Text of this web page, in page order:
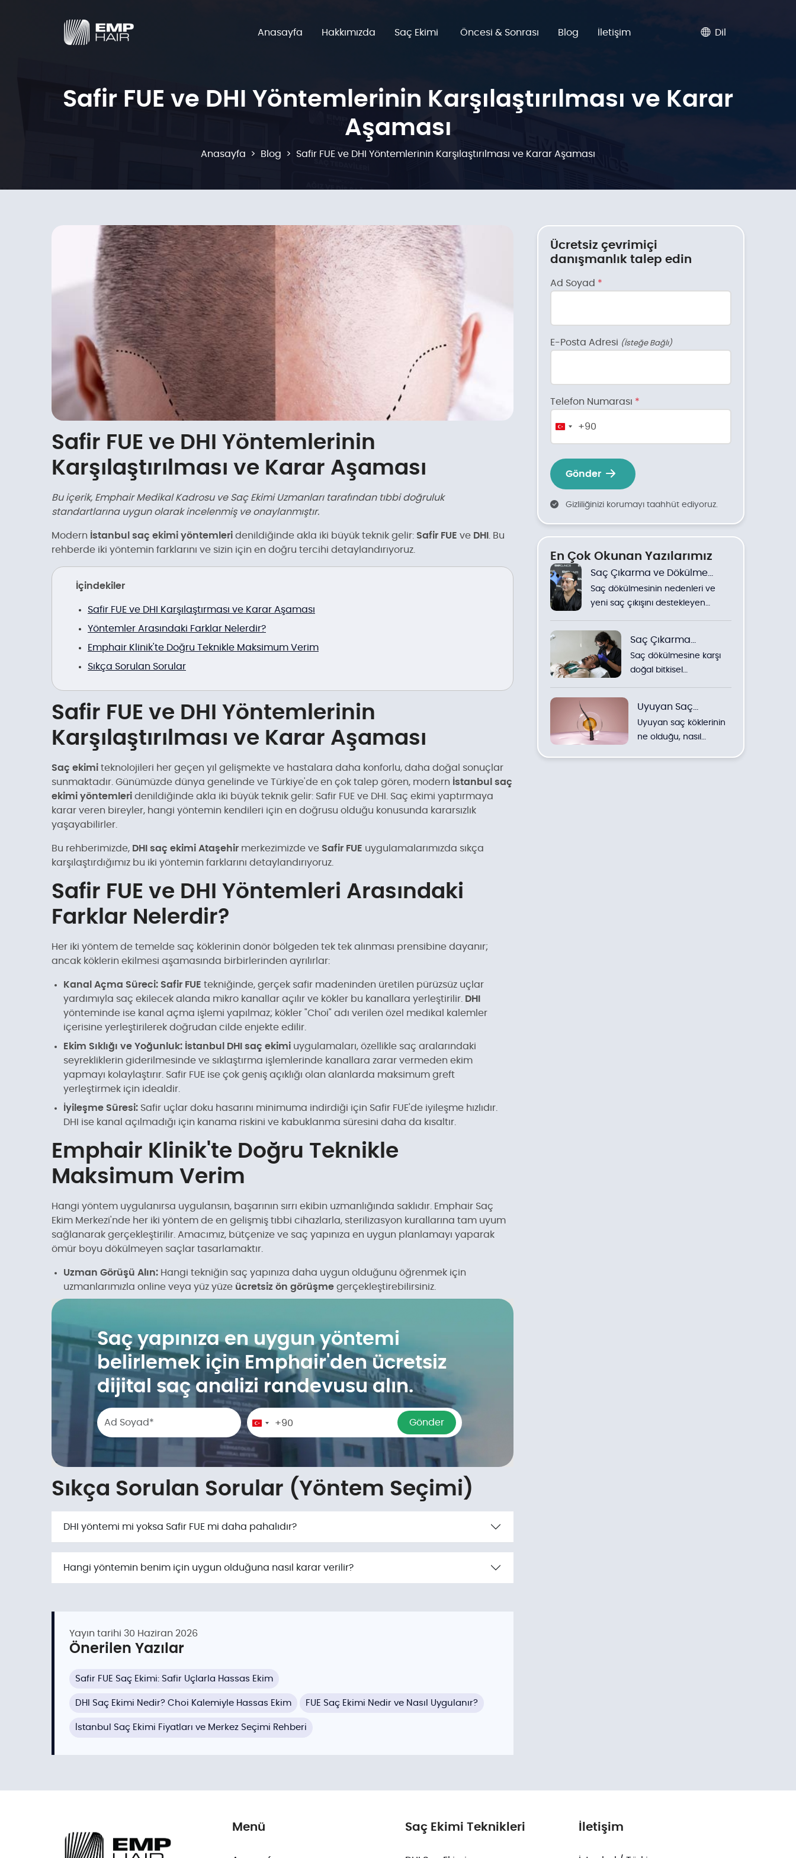
Anasayfa Hakkımızda Saç Ekimi Öncesi & Sonrası Blog İletişim Dil
Safir FUE ve DHI Yöntemlerinin Karşılaştırılması ve Karar
Aşaması
Anasayfa Blog Safir FUE ve DHI Yöntemlerinin Karşılaştırılması ve Karar Aşaması
Safir FUE ve DHI Yöntemlerinin
Karşılaştırılması ve Karar Aşaması
Bu içerik, Emphair Medikal Kadrosu ve Saç Ekimi Uzmanları tarafından tıbbi doğruluk
standartlarına uygun olarak incelenmiş ve onaylanmıştır.
Modern İstanbul saç ekimi yöntemleri denildiğinde akla iki büyük teknik gelir: Safir FUE ve DHI
. Bu
rehberde iki yöntemin farklarını ve sizin için en doğru tercihi detaylandırıyoruz.
İçindekiler
Safir FUE ve DHI Karşılaştırması ve Karar Aşaması
Yöntemler Arasındaki Farklar Nelerdir?
Emphair Klinik'te Doğru Teknikle Maksimum Verim
Sıkça Sorulan Sorular
Safir FUE ve DHI Yöntemlerinin
Karşılaştırılması ve Karar Aşaması
Saç ekimi teknolojileri her geçen yıl gelişmekte ve hastalara daha konforlu, daha doğal sonuçlar
sunmaktadır. Günümüzde dünya genelinde ve Türkiye'de en çok talep gören, modern İstanbul saç
ekimi yöntemleri denildiğinde akla iki büyük teknik gelir: Safir FUE ve DHI. Saç ekimi yaptırmaya
karar veren bireyler, hangi yöntemin kendileri için en doğrusu olduğu konusunda kararsızlık
yaşayabilirler.
Bu rehberimizde, DHI saç ekimi Ataşehir merkezimizde ve Safir FUE uygulamalarımızda sıkça
karşılaştırdığımız bu iki yöntemin farklarını detaylandırıyoruz.
Safir FUE ve DHI Yöntemleri Arasındaki
Farklar Nelerdir?
Her iki yöntem de temelde saç köklerinin donör bölgeden tek tek alınması prensibine dayanır;
ancak köklerin ekilmesi aşamasında birbirlerinden ayrılırlar:
Kanal Açma Süreci: Safir FUE tekniğinde, gerçek safir madeninden üretilen pürüzsüz uçlar
yardımıyla saç ekilecek alanda mikro kanallar açılır ve kökler bu kanallara yerleştirilir.
DHI
yönteminde ise kanal açma işlemi yapılmaz; kökler "Choi" adı verilen özel medikal kalemler
içerisine yerleştirilerek doğrudan cilde enjekte edilir.
Ekim Sıklığı ve Yoğunluk: İstanbul DHI saç ekimi uygulamaları, özellikle saç aralarındaki
seyrekliklerin giderilmesinde ve sıklaştırma işlemlerinde kanallara zarar vermeden ekim
yapmayı kolaylaştırır. Safir FUE ise çok geniş açıklığı olan alanlarda maksimum greft
yerleştirmek için idealdir.
İyileşme Süresi: Safir uçlar doku hasarını minimuma indirdiği için Safir FUE'de iyileşme hızlıdır.
DHI ise kanal açılmadığı için kanama riskini ve kabuklanma süresini daha da kısaltır.
Emphair Klinik'te Doğru Teknikle
Maksimum Verim
Hangi yöntem uygulanırsa uygulansın, başarının sırrı ekibin uzmanlığında saklıdır. Emphair Saç
Ekim Merkezi'nde her iki yöntem de en gelişmiş tıbbi cihazlarla, sterilizasyon kurallarına tam uyum
sağlanarak gerçekleştirilir. Amacımız, bütçenize ve saç yapınıza en uygun planlamayı yaparak
ömür boyu dökülmeyen saçlar tasarlamaktır.
Uzman Görüşü Alın: Hangi tekniğin saç yapınıza daha uygun olduğunu öğrenmek için
uzmanlarımızla online veya yüz yüze ücretsiz ön görüşme gerçekleştirebilirsiniz.
Saç yapınıza en uygun yöntemi
belirlemek için Emphair'den ücretsiz
dijital saç analizi randevusu alın.
Phone number
Turkey
+90 Gönder
Sıkça Sorulan Sorular (Yöntem Seçimi)
DHI yöntemi mi yoksa Safir FUE mi daha pahalıdır?
Hangi yöntemin benim için uygun olduğuna nasıl karar verilir?
Yayın tarihi 30 Haziran 2026
Önerilen Yazılar
Safir FUE Saç Ekimi: Safir Uçlarla Hassas Ekim
DHI Saç Ekimi Nedir? Choi Kalemiyle Hassas Ekim FUE Saç Ekimi Nedir ve Nasıl Uygulanır?
İstanbul Saç Ekimi Fiyatları ve Merkez Seçimi Rehberi
Ücretsiz çevrimiçi
danışmanlık talep edin
Ad Soyad *
E-Posta Adresi (İsteğe Bağlı)
Telefon Numarası *
Turkey
+90
+90
Gönder
Gizliliğinizi korumayı taahhüt ediyoruz.
En Çok Okunan Yazılarımız
Saç Çıkarma ve Dökülme
Üzerine Yöntemler
Saç dökülmesinin nedenleri ve
yeni saç çıkışını destekleyen
bilgiler.
Saç Çıkarma
Yöntemleri
Saç dökülmesine karşı
doğal bitkisel
yöntemlerin detaylı
incelemesi.
Uyuyan Saç
Köklerini
Uyandırmak
Uyuyan saç köklerinin
ne olduğu, nasıl
Menü Saç Ekimi Teknikleri İletişim